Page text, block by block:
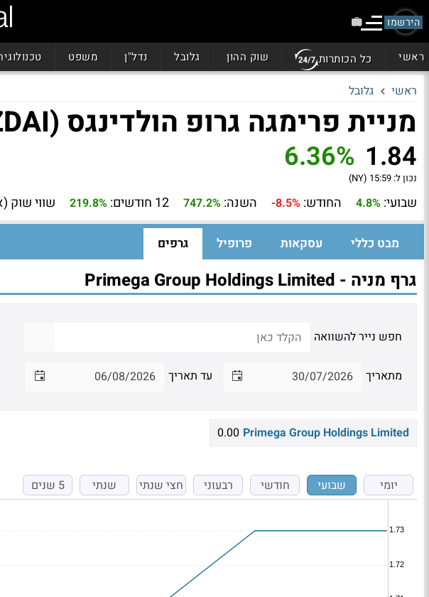
הירשמו
ראשי כל הכותרות שוק ההון גלובל נדל"ן משפט
ראשי גלובל
מניית פרימגה גרופ הולדינגס (ZDAI)
1.84
6.36%
נכון ל: 15:59 (NY)
שבועי: 4.8% החודש: -8.5% השנה: 747.2% 12 חודשים: 219.8% שווי שוק
מבט כללי עסקאות פרופיל גרפים
גרף מניה - Primega Group Holdings Limited
חפש נייר להשוואה
מתאריך עד תאריך
Primega Group Holdings Limited
0.00
יומי שבועי חודשי רבעוני חצי שנתי שנתי 5 שנים